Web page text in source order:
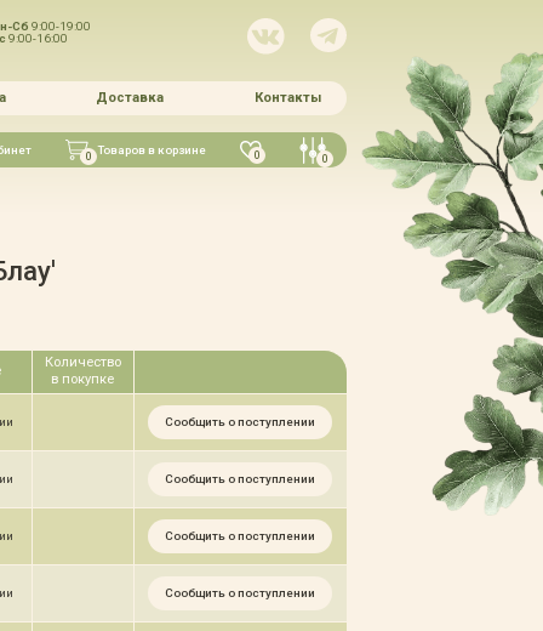
Сб9:00-19:00
9:00-16:00
Доставка Контакты
0 Товаров в корзине 0 0
Количество
в покупке
Сообщить о поступлении
Сообщить о поступлении
Сообщить о поступлении
Сообщить о поступлении